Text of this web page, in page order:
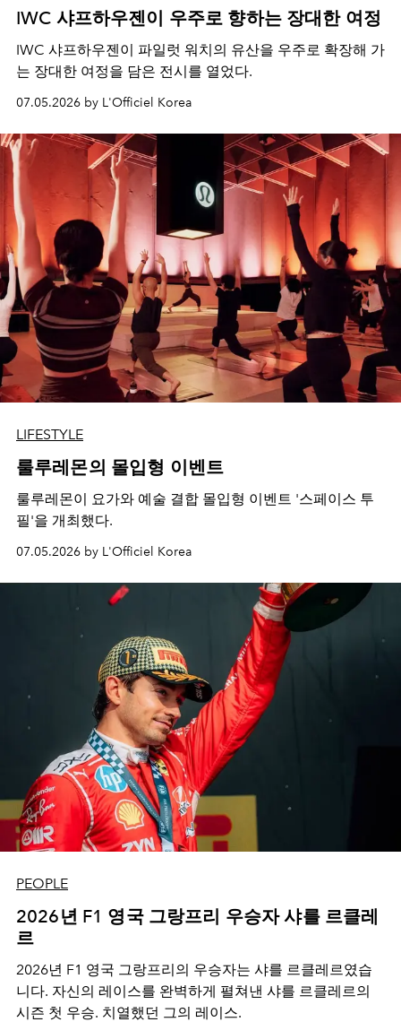
IWC 샤프하우젠이 우주로 향하는 장대한 여정
IWC 샤프하우젠이 파일럿 워치의 유산을 우주로 확장해 가
는 장대한 여정을 담은 전시를 열었다.
07.05.2026 by L'Officiel Korea
LIFESTYLE
룰루레몬의 몰입형 이벤트
룰루레몬이 요가와 예술 결합 몰입형 이벤트 '스페이스 투
필'을 개최했다.
07.05.2026 by L'Officiel Korea
PEOPLE
2026년 F1 영국 그랑프리 우승자 샤를 르클레
르
2026년 F1 영국 그랑프리의 우승자는 샤를 르클레르였습
니다. 자신의 레이스를 완벽하게 펼쳐낸 샤를 르클레르의
시즌 첫 우승. 치열했던 그의 레이스.